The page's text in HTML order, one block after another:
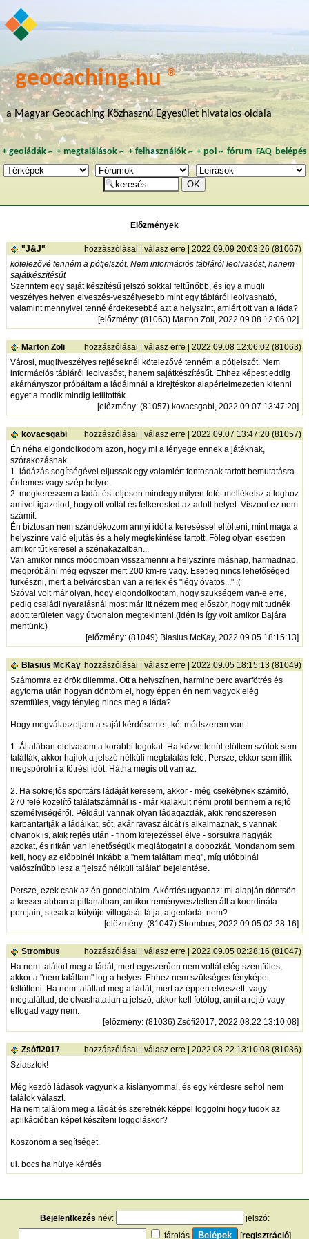
geocaching.hu ®
a Magyar Geocaching Közhasznú Egyesület hivatalos oldala
+geoládák~ +megtalálások ~ +felhasználók~ + poi~ fórum FAQ belépés
Előzmények
"J&J" hozzászólásai válasz erre | 2022.09.09 20:03:26 (81067)
kötelezővé tenném a pótjelszót. Nem információs tábláról leolvasóst, hanem
sajátkészítésűt
Szerintem egy saját készítésű jelszó sokkal feltűnőbb, és így a mugli
veszélyes helyen elveszés-veszélyesebb mint egy tábláról leolvasható,
valamint mennyivel tenné érdekesebbé azt a helyszínt, amiért ott van a láda?
[előzmény: (81063) Marton Zoli, 2022.09.08 12:06:02]
Marton Zoli hozzászólásai válasz erre | 2022.09.08 12:06:02 (81063)
Városi, mugliveszélyes rejtéseknél kötelezővé tenném a pótjelszót. Nem
információs tábláról leolvasóst, hanem sajátkészítésűt. Ehhez képest eddig
akárhányszor próbáltam a ládáimnál a kirejtéskor alapértelmezetten kitenni
egyet a modik mindig letiltották.
[előzmény: (81057) kovacsgabi, 2022.09.07 13:47:20]
kovacsgabi hozzászólásai válasz erre | 2022.09.07 13:47:20 (81057)
Én néha elgondolkodom azon, hogy mi a lényege ennek a játéknak,
szórakozásnak.
1. ládázás segítségével eljussak egy valamiért fontosnak tartott bemutatásra
érdemes vagy szép helyre.
2. megkeressem a ládát és teljesen mindegy milyen fotót mellékelsz a loghoz
amivel igazolod, hogy ott voltál és felkerested az adott helyet. Viszont ez nem
számít.
Én biztosan nem szándékozom annyi időt a kereséssel eltölteni, mint maga a
helyszínre való eljutás és a hely megtekintése tartott. Főleg olyan esetben
amikor tűt keresel a szénakazalban...
Van amikor nincs módomban visszamenni a helyszínre másnap, harmadnap,
megpróbálni még egyszer mert 200 km-re vagy. Esetleg nincs lehetőséged
fürkészni, mert a belvárosban van a rejtek és "légy óvatos..." :(
Szóval volt már olyan, hogy elgondolkodtam, hogy szükségem van-e erre,
pedig családi nyaralásnál most már itt nézem meg először, hogy mit tudnék
adott területen vagy útvonalon megtekinteni.(Idén is így volt amikor Bajára
mentünk.)
[előzmény: (81049) Blasius McKay, 2022.09.05 18:15:13]
Blasius McKay hozzászólásai válasz erre | 2022.09.05 18:15:13 (81049)
Számomra ez örök dilemma. Ott a helyszínen, harminc perc avarfötrés és
agytorna után hogyan döntöm el, hogy éppen én nem vagyok elég
szemfüles, vagy tényleg nincs meg a láda?
Hogy megválaszoljam a saját kérdésemet, két módszerem van:
1. Általában elolvasom a korábbi logokat. Ha közvetlenül előttem szólók sem
találták, akkor hajlok a jelszó nélküli megtalálás felé. Persze, ekkor sem illik
megspórolni a fötrési időt. Hátha mégis ott van az.
2. Ha sokrejtős sporttárs ládáját keresem, akkor - még csekélynek számító,
270 felé közelítő találatszámnál is - már kialakult némi profil bennem a rejtő
személyiségéről. Például vannak olyan ládagazdák, akik rendszeresen
karbantartják a ládáikat, sőt, akár ravasz álcát is alkalmaznak, s vannak
olyanok is, akik rejtés után - finom kifejezéssel élve - sorsukra hagyják
azokat, és ritkán van lehetőségük meglátogatni a dobozkát. Mondanom sem
kell, hogy az előbbinél inkább a "nem találtam meg", míg utóbbinál
valószínűbb lesz a "jelszó nélküli találat" bejelentése.
Persze, ezek csak az én gondolataim. A kérdés ugyanaz: mi alapján döntsön
a kesser abban a pillanatban, amikor reményvesztetten áll a koordináta
pontjain, s csak a kütyüje villogását látja, a geoládát nem?
[előzmény: (81047) Strombus, 2022.09.05 02:28:16]
Strombus hozzászólásai válasz erre | 2022.09.05 02:28:16 (81047)
Ha nem találod meg a ládát, mert egyszerűen nem voltál elég szemfüles,
akkor a "nem találtam" log a helyes. Ehhez nem szükséges fényképet
feltölteni. Ha nem találtad meg a ládát, mert az éppen elveszett, vagy
megtaláltad, de olvashatatlan a jelszó, akkor kell fotólog, amit a rejtő vagy
elfogad vagy nem.
[előzmény: (81036) Zsófi2017, 2022.08.22 13:10:08]
Zsófi2017 hozzászólásai válasz erre | 2022.08.22 13:10:08 (81036)
Sziasztok!
Még kezdő ládások vagyunk a kislányommal, és egy kérdesre sehol nem
találok választ.
Ha nem találom meg a ládát és szeretnék képpel loggolni hogy tudok az
aplikációban képet készíteni loggoláskor?
Köszönöm a segítséget.
ui. bocs ha hülye kérdés
Bejelentkezés név:
jelszó:
tárolás
[regisztráció]